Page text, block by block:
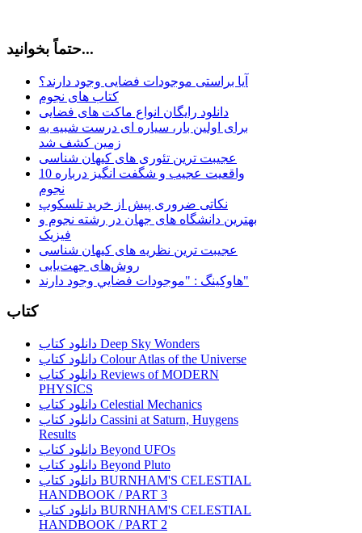
حتماً بخوانید...
آیا براستی موجودات فضایی وجود دارند؟
کتاب های نجوم
دانلود رایگان انواع ماکت های فضایی
برای اولین بار، سیاره ای درست شبیه به
زمین کشف شد
عجیبت ترین تئوری های کیهان شناسی
10 واقعیت عجیب و شگفت انگیز درباره
نجوم
نکاتی ضروری پیش از خرید تلسکوپ
بهترین دانشگاه های جهان در رشته نجوم و
فیزیک
عجیبت ترین نظریه های کیهان شناسی
روش‌های جهت‌یابی
هاوكينگ : "موجودات فضايي وجود دارند"
کتاب
دانلود کتاب Deep Sky Wonders
دانلود کتاب Colour Atlas of the Universe
دانلود کتاب Reviews of MODERN
PHYSICS
دانلود کتاب Celestial Mechanics
دانلود کتاب Cassini at Saturn, Huygens
Results
دانلود کتاب Beyond UFOs
دانلود کتاب Beyond Pluto
دانلود کتاب BURNHAM'S CELESTIAL
HANDBOOK / PART 3
دانلود کتاب BURNHAM'S CELESTIAL
HANDBOOK / PART 2